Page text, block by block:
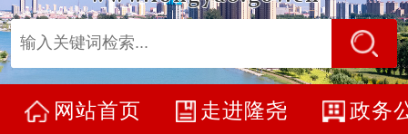
网站首页 走进隆尧 政务